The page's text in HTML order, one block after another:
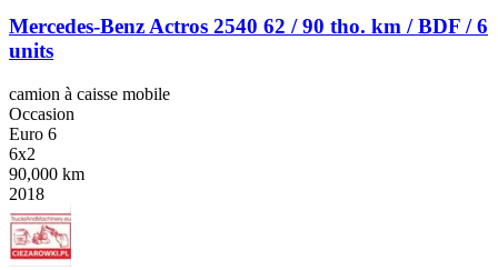
Mercedes-Benz Actros 2540 62 / 90 tho. km / BDF / 6
units
camion à caisse mobile
Occasion
Euro 6
6x2
90,000 km
2018